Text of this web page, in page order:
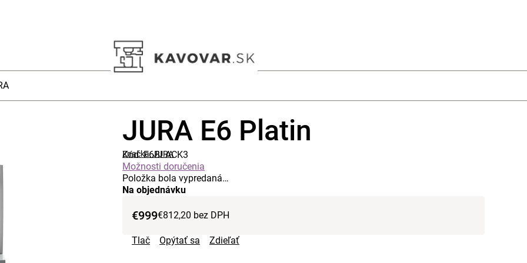
JURA E6 Platin
Kód: E6BLACK3
Značka:JURA
€999€812,20 bez DPH
Na objednávku
Možnosti doručenia
Položka bola vypredaná…
Tlač Opýtať sa Zdieľať